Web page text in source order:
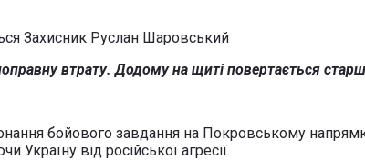
втрату. Додому на щиті повертається
бойового завдання на Покровському
Україну від російської агресії.